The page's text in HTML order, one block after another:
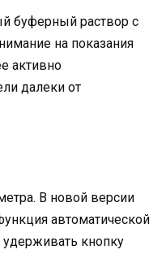
буферный раствор с
на показания
активно
далеки от
В новой версии
автоматической
кнопку